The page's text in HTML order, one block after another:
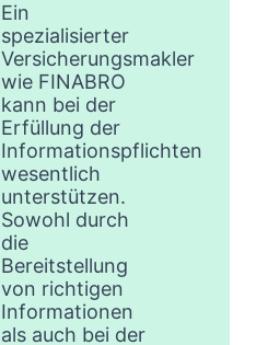
Ein
spezialisierter
Versicherungsmakler
wie FINABRO
kann bei der
Erfüllung der
Informationspflichten
wesentlich
unterstützen.
Sowohl durch
die
Bereitstellung
von richtigen
Informationen
als auch bei der